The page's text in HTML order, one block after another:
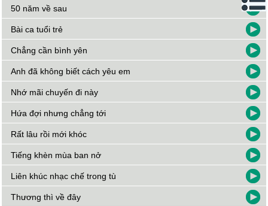
50 năm về sau
Bài ca tuổi trẻ
Chẳng cần bình yên
Anh đã không biết cách yêu em
Nhớ mãi chuyến đi này
Hứa đợi nhưng chẳng tới
Rất lâu rồi mới khóc
Tiếng khèn mùa ban nở
Liên khúc nhạc chế trong tù
Thương thì về đây